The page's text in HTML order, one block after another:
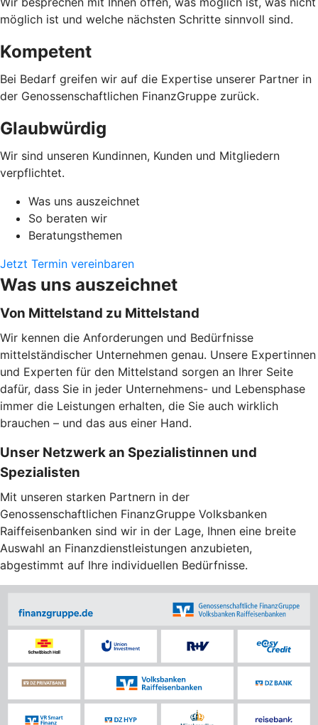
möglich ist und welche nächsten Schritte sinnvoll sind.
Kompetent
Bei Bedarf greifen wir auf die Expertise unserer Partner in
der Genossenschaftlichen FinanzGruppe zurück.
Glaubwürdig
Wir sind unseren Kundinnen, Kunden und Mitgliedern
verpflichtet.
Was uns auszeichnet
So beraten wir
Beratungsthemen
Jetzt Termin vereinbaren
Was uns auszeichnet
Von Mittelstand zu Mittelstand
Wir kennen die Anforderungen und Bedürfnisse
mittelständischer Unternehmen genau. Unsere Expertinnen
und Experten für den Mittelstand sorgen an Ihrer Seite
dafür, dass Sie in jeder Unternehmens- und Lebensphase
immer die Leistungen erhalten, die Sie auch wirklich
brauchen – und das aus einer Hand.
Unser Netzwerk an Spezialistinnen und
Spezialisten
Mit unseren starken Partnern in der
Genossenschaftlichen FinanzGruppe Volksbanken
Raiffeisenbanken sind wir in der Lage, Ihnen eine breite
Auswahl an Finanzdienstleistungen anzubieten,
abgestimmt auf Ihre individuellen Bedürfnisse.